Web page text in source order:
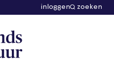
inloggen zoeken